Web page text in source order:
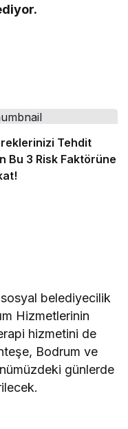
Tehdit
Bu 3 Risk Faktörüne
belediyecilik
Hizmetlerinin
hizmetini de
Bodrum ve
günlerde